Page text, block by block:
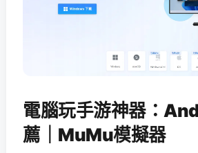
電腦玩手游神器：
薦｜MuMu模擬器